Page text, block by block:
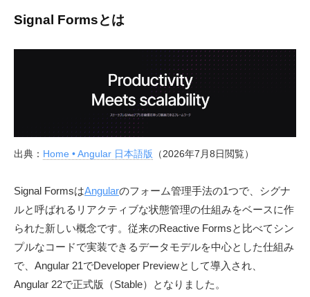
「
S
v
l
o
g
」
Signal Formsとは
出典： Home • Angular 日本語版 （2026年7月8日閲覧）
Signal FormsはAngularのフォーム管理手法の1つで、シグナ
ルと呼ばれるリアクティブな状態管理の仕組みをベースに作
られた新しい概念です。従来のReactive Formsと比べてシン
プルなコードで実装できるデータモデルを中心とした仕組み
で、Angular 21でDeveloper Previewとして導入され、
Angular 22で正式版（Stable）となりました。